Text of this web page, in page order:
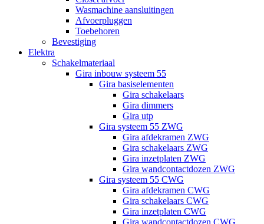
Wasmachine aansluitingen
Afvoerpluggen
Toebehoren
Bevestiging
Elektra
Schakelmateriaal
Gira inbouw systeem 55
Gira basiselementen
Gira schakelaars
Gira dimmers
Gira utp
Gira systeem 55 ZWG
Gira afdekramen ZWG
Gira schakelaars ZWG
Gira inzetplaten ZWG
Gira wandcontactdozen ZWG
Gira systeem 55 CWG
Gira afdekramen CWG
Gira schakelaars CWG
Gira inzetplaten CWG
Gira wandcontactdozen CWG